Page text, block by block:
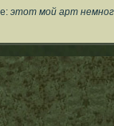
этот мой арт